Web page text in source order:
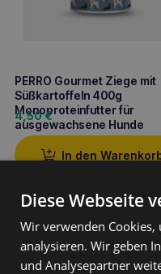
PERRO Gourmet Ziege mit
Süßkartoffeln 400g
Monoproteinfutter für
ausgewachsene Hunde
4,50€
In den
Produktbeschreibung
Diese Webseite
Wir verwenden
analysieren. Wir geben
und Analysepartner